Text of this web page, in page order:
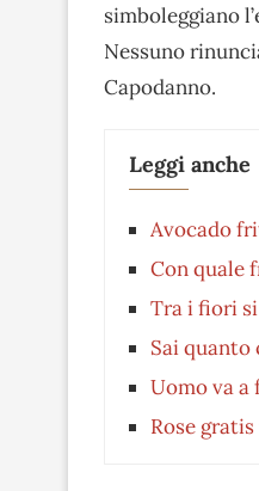
simboleggiano
Nessuno
Capodanno.
Leggi anche
Avocado
Con quale
Tra i fiori
Sai quanto
Uomo va a
Rose